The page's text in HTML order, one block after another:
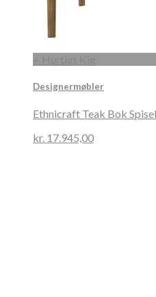
Designermøbler
Ethnicraft Teak Bok
kr. 17.945,00